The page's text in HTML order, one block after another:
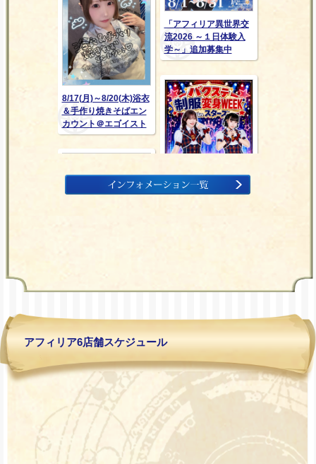
「アフィリア異世界交
流2026 ～１日体験入
学～」追加募集中
8/17(月)～8/20(木)浴衣
＆手作り焼きそばエン
カウント＠エゴイスト
8/10(月)-8/12(水)コリ
ターズ
ち込みデー♪＠シェリー
8/3～8/7 バクステ制
服変身魔法エンカウン
ト＠アスタリスク
アフィリア6店舗スケジュール